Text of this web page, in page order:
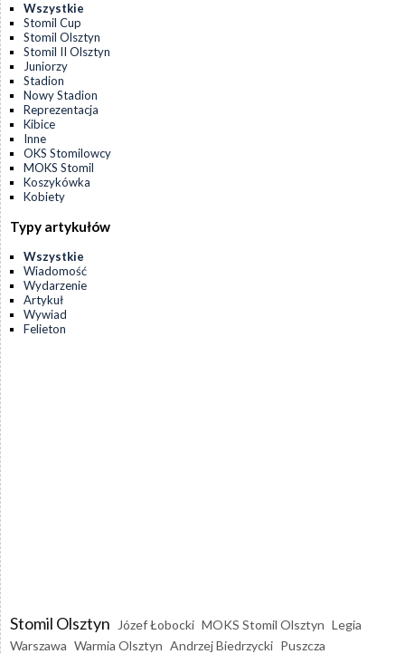
Wszystkie
Stomil Cup
Stomil Olsztyn
Stomil II Olsztyn
Juniorzy
Stadion
Nowy Stadion
Reprezentacja
Kibice
Inne
OKS Stomilowcy
MOKS Stomil
Koszykówka
Kobiety
Typy artykułów
Wszystkie
Wiadomość
Wydarzenie
Artykuł
Wywiad
Felieton
Stomil Olsztyn Józef Łobocki MOKS Stomil Olsztyn Legia
Warszawa Warmia Olsztyn Andrzej Biedrzycki Puszcza